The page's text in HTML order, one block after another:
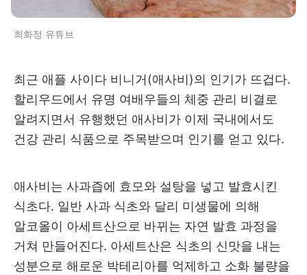
최화정 유튜브
최근 애플 사이다 비니거(애사비)의 인기가 뜨겁다.
할리우드에서 유명 여배우들의 체중 관리 비결로
알려지면서 유행했던 애사비가 이제 국내에서도
건강 관리 식품으로 주목받으며 인기를 얻고 있다.
애사비는 사과즙에 효모와 설탕을 넣고 발효시킨
식초다. 일반 사과 식초와 달리 미생물에 의해
알코올이 아세트산으로 바뀌는 자연 발효 과정을
거쳐 만들어진다. 아세트산은 식초의 신맛을 내는
성분으로 해로운 박테리아를 억제하고 소화 불량을